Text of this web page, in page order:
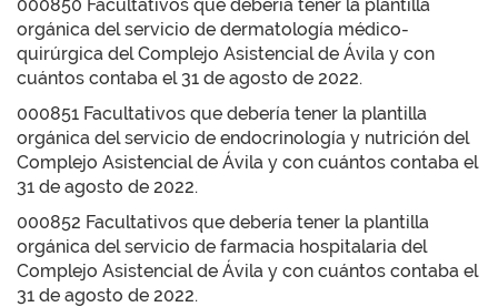
000850 Facultativos que debería tener la plantilla
orgánica del servicio de dermatología médico-
quirúrgica del Complejo Asistencial de Ávila y con
cuántos contaba el 31 de agosto de 2022.
000851 Facultativos que debería tener la plantilla
orgánica del servicio de endocrinología y nutrición del
Complejo Asistencial de Ávila y con cuántos contaba el
31 de agosto de 2022.
000852 Facultativos que debería tener la plantilla
orgánica del servicio de farmacia hospitalaria del
Complejo Asistencial de Ávila y con cuántos contaba el
31 de agosto de 2022.